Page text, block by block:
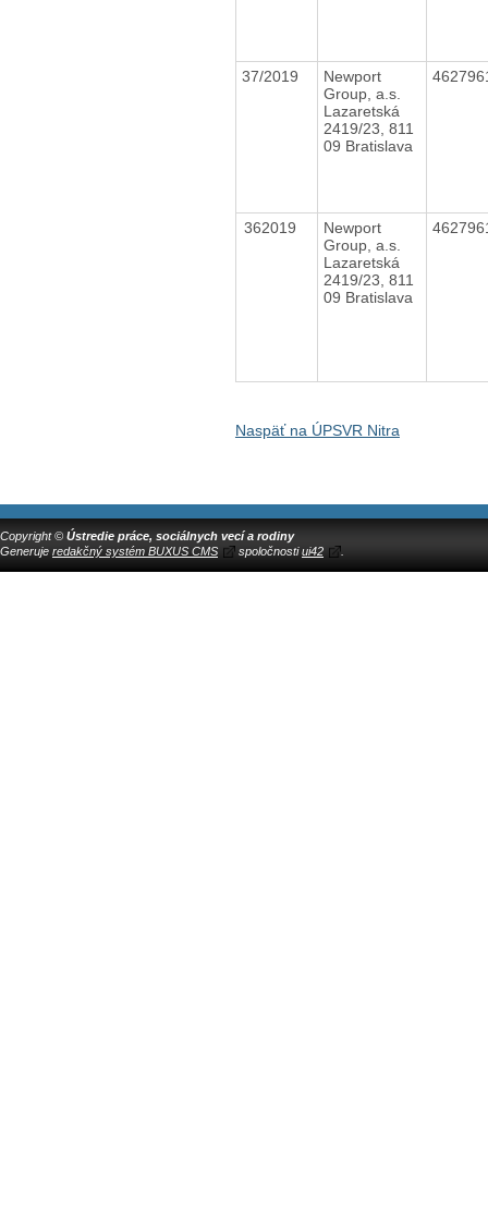
37/2019
Newport
Group, a.s.
Lazaretská
2419/23, 811
09 Bratislava
362019
Newport
Group, a.s.
Lazaretská
2419/23, 811
09 Bratislava
Naspäť na ÚPSVR Nitra
Copyright © Ústredie práce, sociálnych vecí a rodiny
Generuje redakčný systém BUXUS CMS spoločnostiui42